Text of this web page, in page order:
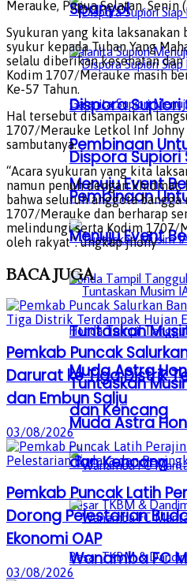
Dispora Supiori
Pembinaan
Menuju Event
Tuntaskan
Muda Astra
dan Kencang
Wanamba FC
Spanyol
Dispora Supiori
Pembinaan
Menuju Event
Tuntaskan
Muda Astra
dan Kencang
Merauke, Papua Selatan, Senin
Syukuran yang kita laksanakan
syukur kepada Tuhan Yang
selalu diberikan kesehatan dan
Kodim 1707/Merauke masih
Ke-57 Tahun.
Hal tersebut disampaikan
1707/Merauke Letkol Inf
sambutanya.
“Acara syukuran yang kita
namun penuh dengan
bahwa seluruh anggota
1707/Merauke dan berharap
melindungi serta Kodim 1707/
oleh rakyat”. ungkap jhony
BACAJUGA
Pemkab Puncak
Darurat ke Tiga Distrik
dan Embun Salju
03/08/2026
Pemkab Puncak Latih
Dorong Pelestarian
Ekonomi OAP
03/08/2026